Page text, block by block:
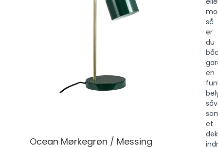
Ocean Mørkegrøn / Messing
så
er
du
en
et